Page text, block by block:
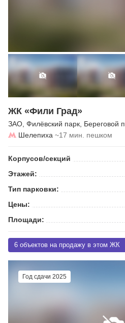
ЖК «Фили Град»
ЗАО Филёвский парк Береговой
Шелепиха ~17 мин. пешком
Корпусов/секций
Этажей:
Тип парковки:
Цены:
Площади:
6 объектов на продажу в этом ЖК
Год сдачи 2025